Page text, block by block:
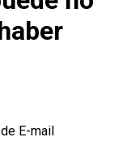
E-mail